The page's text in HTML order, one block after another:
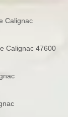
Calignac
Calignac 47600